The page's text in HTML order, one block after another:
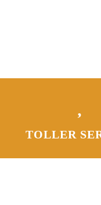
TOLLER